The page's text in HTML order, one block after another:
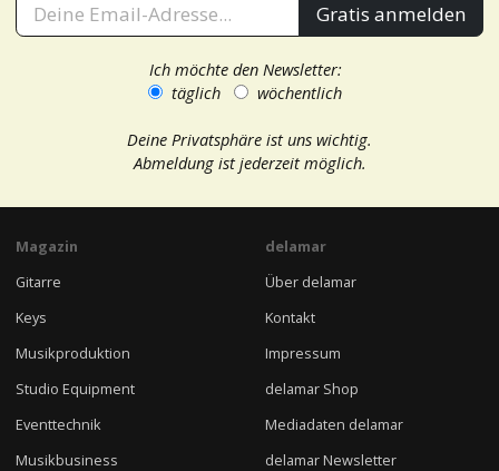
Gratis anmelden
Ich möchte den Newsletter:
täglich
wöchentlich
Deine Privatsphäre ist uns wichtig.
Abmeldung ist jederzeit möglich.
Magazin
Gitarre
Keys
Musikproduktion
Studio Equipment
Eventtechnik
Musikbusiness
delamar
Über delamar
Kontakt
Impressum
delamar Shop
Mediadaten delamar
delamar Newsletter